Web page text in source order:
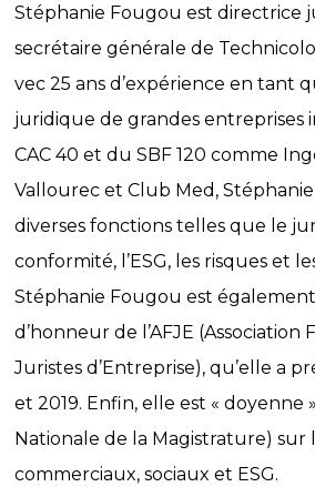
Stéphanie Fougou est directrice
secrétaire générale de
vec 25 ans d’expérience en tant
juridique de grandes entreprises
CAC 40 et du SBF 120 comme
Vallourec et Club Med,
diverses fonctions telles que le
conformité, l’ESG, les risques et
Stéphanie Fougou est
d’honneur de l’AFJE (Association
Juristes d’Entreprise), qu’elle a
et 2019. Enfin, elle est « doyenne
Nationale de la Magistrature) sur
commerciaux, sociaux et ESG.